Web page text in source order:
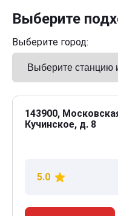
Выберите
Выберите город:
143900,
Кучинское, д. 8
5.0